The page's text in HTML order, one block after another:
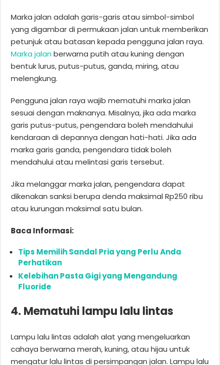
Marka jalan adalah garis-garis atau simbol-simbol
yang digambar di permukaan jalan untuk memberikan
petunjuk atau batasan kepada pengguna jalan raya.
Marka jalan berwarna putih atau kuning dengan
bentuk lurus, putus-putus, ganda, miring, atau
melengkung.
Pengguna jalan raya wajib mematuhi marka jalan
sesuai dengan maknanya. Misalnya, jika ada marka
garis putus-putus, pengendara boleh mendahului
kendaraan di depannya dengan hati-hati. Jika ada
marka garis ganda, pengendara tidak boleh
mendahului atau melintasi garis tersebut.
Jika melanggar marka jalan, pengendara dapat
dikenakan sanksi berupa denda maksimal Rp250 ribu
atau kurungan maksimal satu bulan.
Baca Informasi:
Tips Memilih Sandal Pria yang Perlu Anda
Perhatikan
Kelebihan Pasta Gigi yang Mengandung
Fluoride
4. Mematuhi lampu lalu lintas
Lampu lalu lintas adalah alat yang mengeluarkan
cahaya berwarna merah, kuning, atau hijau untuk
mengatur lalu lintas di persimpangan jalan. Lampu lalu